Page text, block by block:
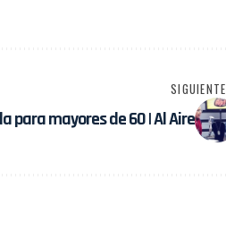
SIGUIENTE
para mayores de 60 | Al Aire